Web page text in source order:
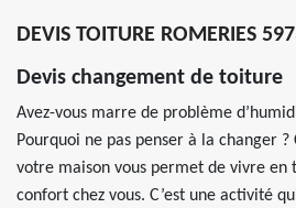
DEVIS TOITURE ROMERIES
Devis changement de toiture
Avez-vous marre de problème
Pourquoi ne pas penser à la changer
votre maison vous permet de vivre en
confort chez vous. C’est une activité